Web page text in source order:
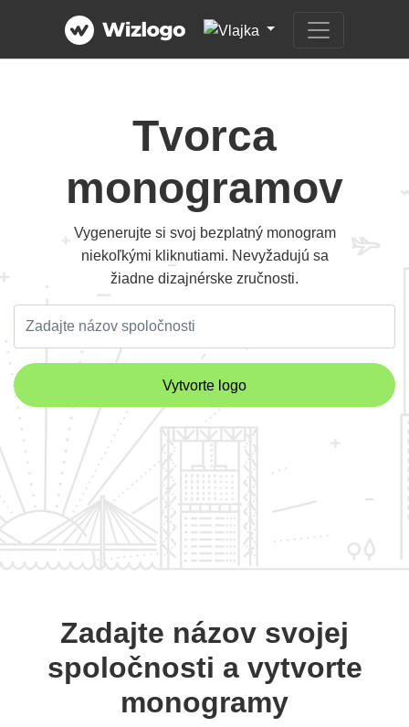
Tvorca
monogramov
Vygenerujte si svoj bezplatný monogram
niekoľkými kliknutiami. Nevyžadujú sa
žiadne dizajnérske zručnosti.
Vytvorte logo
Zadajte názov svojej
spoločnosti a vytvorte
monogramy